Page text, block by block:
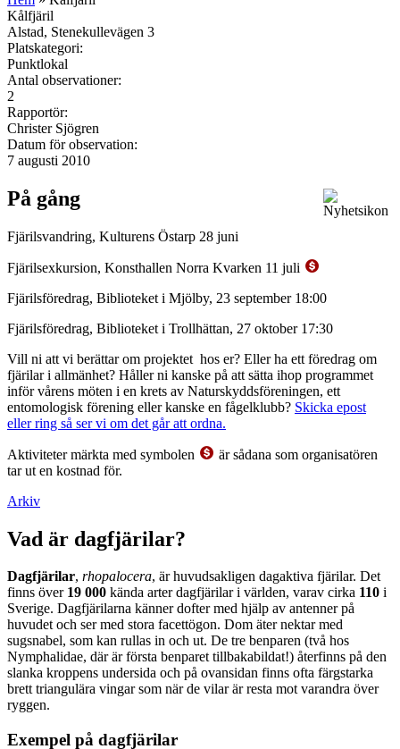
Kålfjäril
Alstad, Stenekullevägen 3
Platskategori:
Punktlokal
Antal observationer:
2
Rapportör:
Christer Sjögren
Datum för observation:
7 augusti 2010
På gång
Fjärilsvandring, Kulturens Östarp 28 juni
Fjärilsexkursion, Konsthallen Norra Kvarken 11 juli
Fjärilsföredrag, Biblioteket i Mjölby, 23 september 18:00
Fjärilsföredrag, Biblioteket i Trollhättan, 27 oktober 17:30
Vill ni att vi berättar om projektet hos er? Eller ha ett föredrag om
fjärilar i allmänhet? Håller ni kanske på att sätta ihop programmet
inför vårens möten i en krets av Naturskyddsföreningen, ett
entomologisk förening eller kanske en fågelklubb? Skicka epost
eller ring så ser vi om det går att ordna.
Aktiviteter märkta med symbolen
är sådana som organisatören
tar ut en kostnad för.
Arkiv
Vad är dagfjärilar?
Dagfjärilar, rhopalocera, är huvudsakligen dagaktiva fjärilar. Det
finns över 19 000 kända arter dagfjärilar i världen, varav cirka 110 i
Sverige. Dagfjärilarna känner dofter med hjälp av antenner på
huvudet och ser med stora facettögon. Dom äter nektar med
sugsnabel, som kan rullas in och ut. De tre benparen (två hos
Nymphalidae, där är första benparet tillbakabildat!) återfinns på den
slanka kroppens undersida och på ovansidan finns ofta färgstarka
brett triangulära vingar som när de vilar är resta mot varandra över
ryggen.
Exempel på dagfjärilar